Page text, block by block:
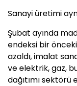
Sanayi üretimi
Şubat ayında
endeksi bir önceki
azaldı, imalat
ve elektrik, gaz,
dağıtımı sektörü